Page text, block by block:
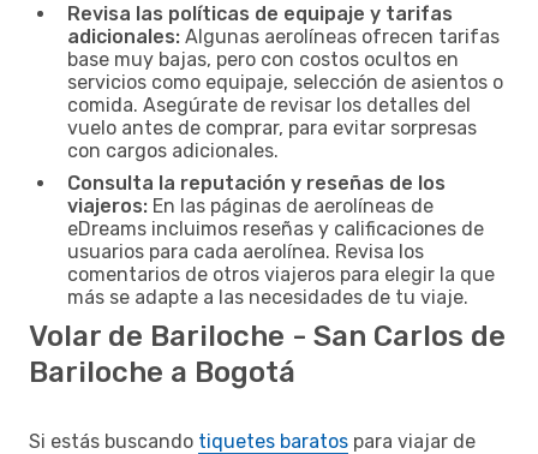
Revisa las políticas de equipaje y tarifas
adicionales: Algunas aerolíneas ofrecen tarifas
base muy bajas, pero con costos ocultos en
servicios como equipaje, selección de asientos o
comida. Asegúrate de revisar los detalles del
vuelo antes de comprar, para evitar sorpresas
con cargos adicionales.
Consulta la reputación y reseñas de los
viajeros: En las páginas de aerolíneas de
eDreams incluimos reseñas y calificaciones de
usuarios para cada aerolínea. Revisa los
comentarios de otros viajeros para elegir la que
más se adapte a las necesidades de tu viaje.
Volar de Bariloche - San Carlos de
Bariloche a Bogotá
Si estás buscando tiquetes baratos para viajar de